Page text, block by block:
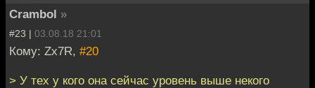
Crambol »
#23 | 03.08.18 21:01
Кому: Zx7R, #20
> У тех у кого она сейчас уровень выше некого